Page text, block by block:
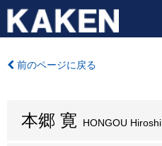
前のページに戻る
本郷 寛 HONGOU Hiroshi